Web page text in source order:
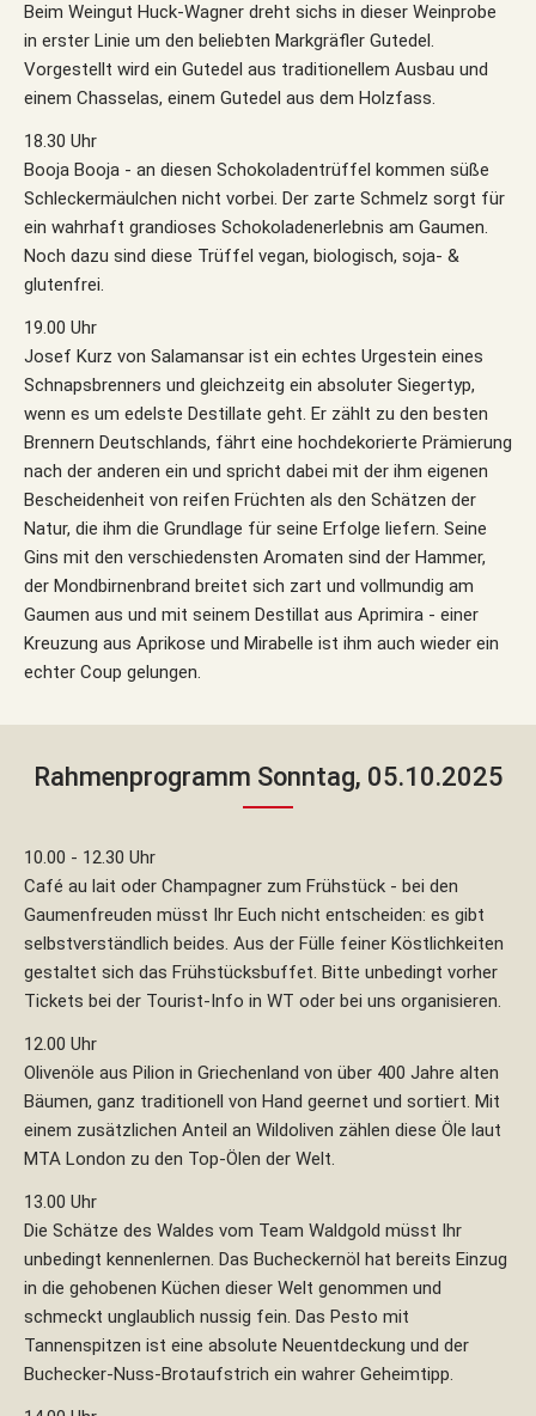
Beim Weingut Huck-Wagner dreht sichs in dieser Weinprobe
in erster Linie um den beliebten Markgräfler Gutedel.
Vorgestellt wird ein Gutedel aus traditionellem Ausbau und
einem Chasselas, einem Gutedel aus dem Holzfass.
18.30 Uhr
Booja Booja - an diesen Schokoladentrüffel kommen süße
Schleckermäulchen nicht vorbei. Der zarte Schmelz sorgt für
ein wahrhaft grandioses Schokoladenerlebnis am Gaumen.
Noch dazu sind diese Trüffel vegan, biologisch, soja- &
glutenfrei.
19.00 Uhr
Josef Kurz von Salamansar ist ein echtes Urgestein eines
Schnapsbrenners und gleichzeitg ein absoluter Siegertyp,
wenn es um edelste Destillate geht. Er zählt zu den besten
Brennern Deutschlands, fährt eine hochdekorierte Prämierung
nach der anderen ein und spricht dabei mit der ihm eigenen
Bescheidenheit von reifen Früchten als den Schätzen der
Natur, die ihm die Grundlage für seine Erfolge liefern. Seine
Gins mit den verschiedensten Aromaten sind der Hammer,
der Mondbirnenbrand breitet sich zart und vollmundig am
Gaumen aus und mit seinem Destillat aus Aprimira - einer
Kreuzung aus Aprikose und Mirabelle ist ihm auch wieder ein
echter Coup gelungen.
Rahmenprogramm Sonntag, 05.10.2025
10.00 - 12.30 Uhr
Café au lait oder Champagner zum Frühstück - bei den
Gaumenfreuden müsst Ihr Euch nicht entscheiden: es gibt
selbstverständlich beides. Aus der Fülle feiner Köstlichkeiten
gestaltet sich das Frühstücksbuffet. Bitte unbedingt vorher
Tickets bei der Tourist-Info in WT oder bei uns organisieren.
12.00 Uhr
Olivenöle aus Pilion in Griechenland von über 400 Jahre alten
Bäumen, ganz traditionell von Hand geernet und sortiert. Mit
einem zusätzlichen Anteil an Wildoliven zählen diese Öle laut
MTA London zu den Top-Ölen der Welt.
13.00 Uhr
Die Schätze des Waldes vom Team Waldgold müsst Ihr
unbedingt kennenlernen. Das Bucheckernöl hat bereits Einzug
in die gehobenen Küchen dieser Welt genommen und
schmeckt unglaublich nussig fein. Das Pesto mit
Tannenspitzen ist eine absolute Neuentdeckung und der
Buchecker-Nuss-Brotaufstrich ein wahrer Geheimtipp.